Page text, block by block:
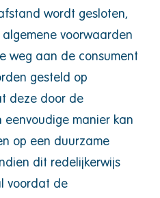
wordt gesloten,
voorwaarden
weg aan de consument
gesteld op
deze door de
eenvoudige manier kan
op een duurzame
dit redelijkerwijs
voordat de